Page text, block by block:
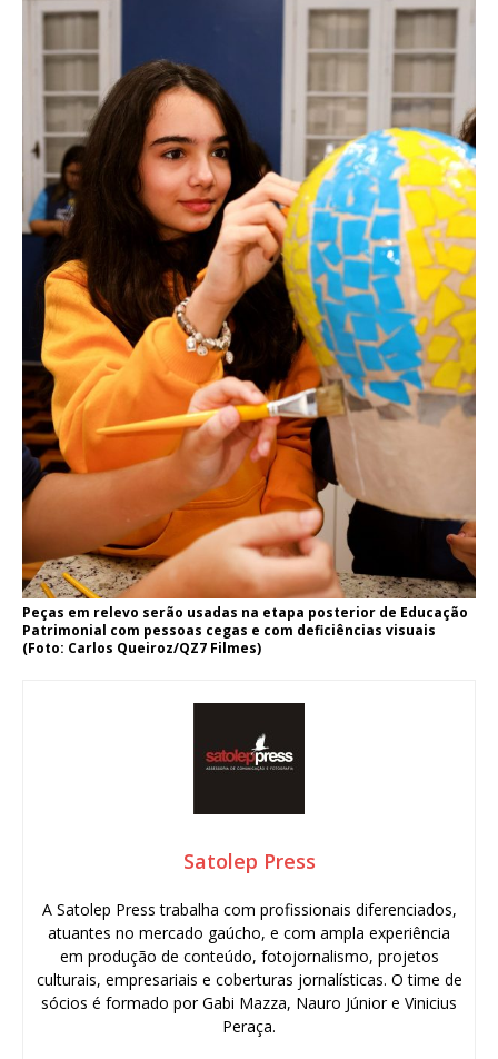
Peças em relevo serão usadas na etapa posterior de Educação
Patrimonial com pessoas cegas e com deficiências visuais
(Foto: Carlos Queiroz/QZ7 Filmes)
Satolep Press
A Satolep Press trabalha com profissionais diferenciados,
atuantes no mercado gaúcho, e com ampla experiência
em produção de conteúdo, fotojornalismo, projetos
culturais, empresariais e coberturas jornalísticas. O time de
sócios é formado por Gabi Mazza, Nauro Júnior e Vinicius
Peraça.